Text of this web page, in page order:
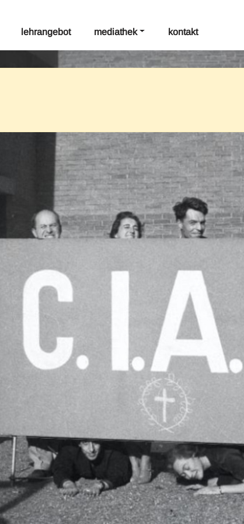
lehrangebot mediathek kontakt
tag: funktionalismus